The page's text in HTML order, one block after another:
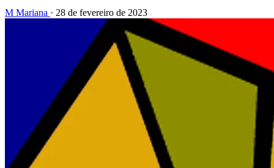
M Mariana · 28 de fevereiro de 2023